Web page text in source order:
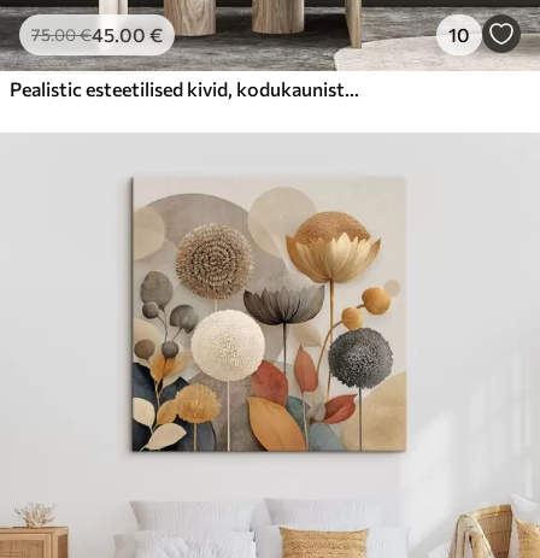
75.00€45.00 € 10
Pealistic esteetilised kivid, kodukaunistus, looduslik valgustus